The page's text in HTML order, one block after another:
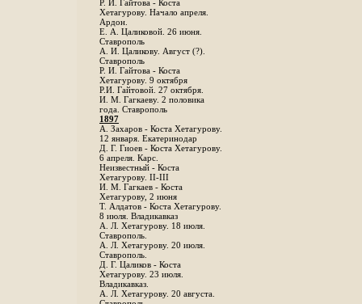
Р. И. Гайтова - Коста
Хетагурову. Начало апреля.
Ардон.
Е. А. Цаликовой. 26 июня.
Ставрополь
А. И. Цаликову. Август (?).
Ставрополь
Р. И. Гайтова - Коста
Хетагурову. 9 октября
Р.И. Гайтовой. 27 октября.
И. М. Гагкаеву. 2 половика
года. Ставрополь
1897
А. Захаров - Коста Хетагурову.
12 января. Екатеринодар
Д. Г. Гиоев - Коста Хетагурову.
6 апреля. Карс.
Неизвестный - Коста
Хетагурову. II-III
И. М. Гагкаев - Коста
Хетагурову, 2 июня
Т. Алдатов - Коста Хетагурову.
8 июля. Владикавказ
А. Л. Хетагурову. 18 июля.
Ставрополь.
А. Л. Хетагурову. 20 июля.
Ставрополь.
Д. Г. Цаликов - Коста
Хетагурову. 23 июля.
Владикавказ.
А. Л. Хетагурову. 20 августа.